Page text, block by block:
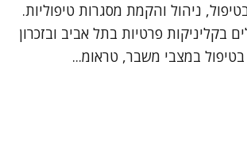
שנה בטיפול, ניהול והקמת מסגרות טיפוליות.
בקליניקות פרטיות בתל אביב ובזכרון
במצבי משבר, טראומ...